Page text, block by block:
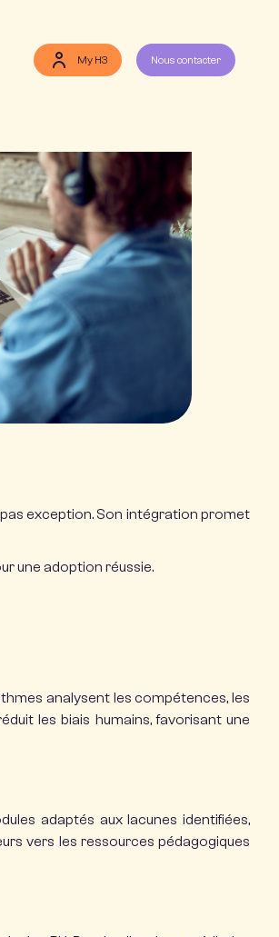
My H3 Nous contacter
exception. Son intégration promet
une adoption réussie.​
analysent les compétences, les
les biais humains, favorisant une
adaptés aux lacunes identifiées,
vers les ressources pédagogiques